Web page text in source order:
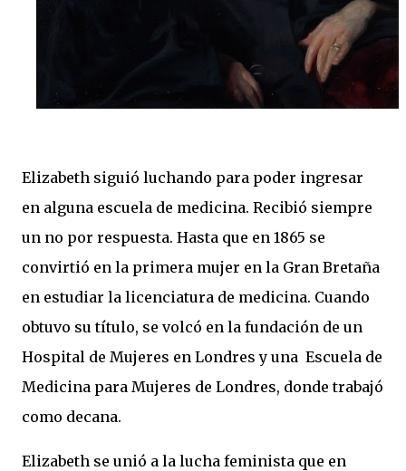
Elizabeth siguió luchando para poder ingresar
en alguna escuela de medicina. Recibió siempre
un no por respuesta. Hasta que en 1865 se
convirtió en la primera mujer en la Gran Bretaña
en estudiar la licenciatura de medicina. Cuando
obtuvo su título, se volcó en la fundación de un
Hospital de Mujeres en Londres y una Escuela de
Medicina para Mujeres de Londres, donde trabajó
como decana.
Elizabeth se unió a la lucha feminista que en